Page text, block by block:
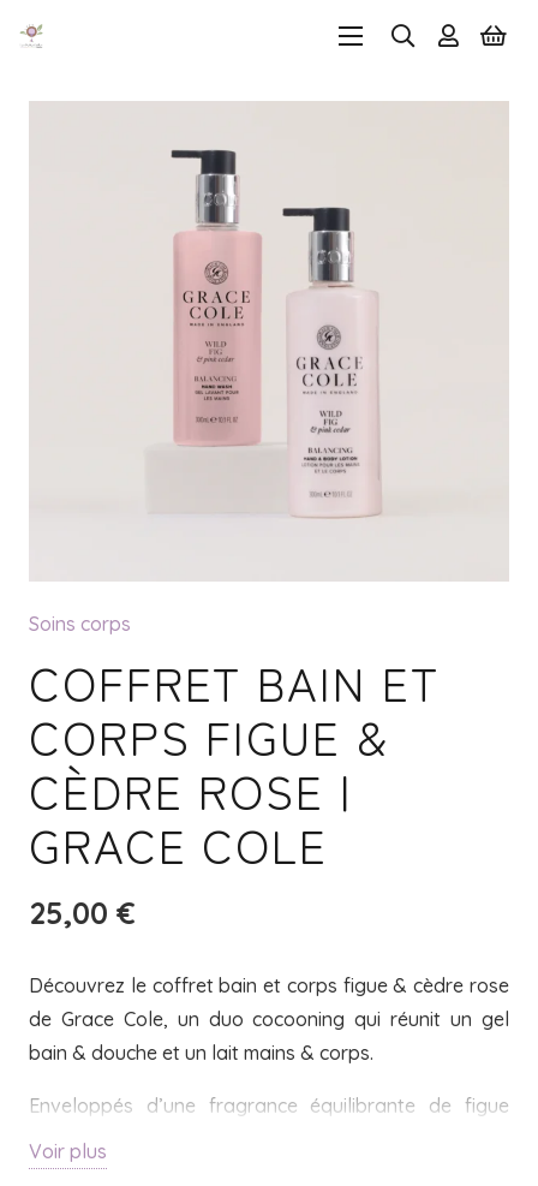
Soins corps
COFFRET BAIN ET
CORPS FIGUE &
CÈDRE ROSE |
GRACE COLE
25,00 €
Découvrez le coffret bain et corps figue & cèdre rose
de Grace Cole, un duo cocooning qui réunit un gel
bain & douche et un lait mains & corps.
Enveloppés d’une fragrance équilibrante de figue
sauvage, de mandarine et de cèdre, ces deux soins
transforment chaque toilette en parenthèse de
Voir plus